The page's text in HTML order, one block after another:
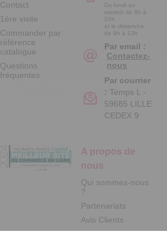
Contact
1ère visite
Commander par
référence
catalogue
Questions
fréquentes
A propos de
nous
Qui sommes-nous
?
Partenariats
Avis Clients
Du lundi au
samedi de 8h à
20h
et le dimanche
de 9h à 13h
Par email :
Contactez-
nous
Par courrier
: Temps L -
59685 LILLE
CEDEX 9